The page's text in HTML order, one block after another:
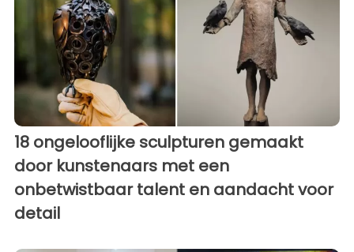
18 ongelooflijke sculpturen gemaakt
door kunstenaars met een
onbetwistbaar talent en aandacht voor
detail